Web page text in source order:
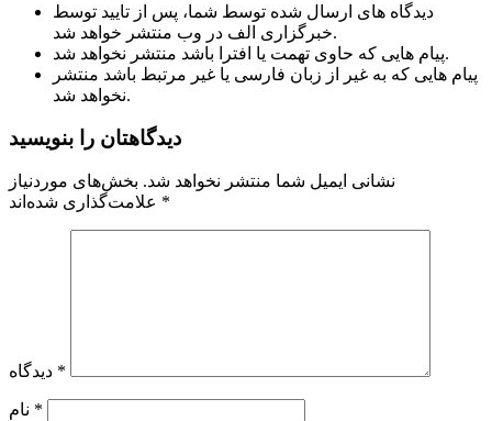
دیدگاه های ارسال شده توسط شما، پس از تایید توسط
خبرگزاری الف در وب منتشر خواهد شد.
پیام هایی که حاوی تهمت یا افترا باشد منتشر نخواهد شد.
پیام هایی که به غیر از زبان فارسی یا غیر مرتبط باشد منتشر
نخواهد شد.
دیدگاهتان را بنویسید
نشانی ایمیل شما منتشر نخواهد شد. بخش‌های موردنیاز
*
*
*